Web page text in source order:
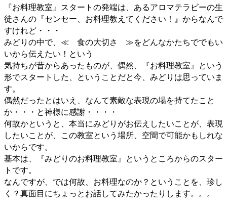
『お料理教室』スタートの発端は、あるアロマテラピーの生
徒さんの『センセー、お料理教えてください！』からなんで
すけれど・・・
みどりの中で、≪ 食の大切さ ≫をどんなかたちででもい
いから伝えたい！という
気持ちが昔からあったものが、偶然、『お料理教室』という
形でスタートした、ということだと今、みどりは思っていま
す。
偶然だったとはいえ、なんて素敵な表現の場を持てたこと
か・・・と神様に感謝・・・・
何故かというと、本当にみどりがお伝えしたいことが、表現
したいことが、この教室という場所、空間で可能かもしれな
いからです。
基本は、『みどりのお料理教室』というところからのスター
トです。
なんですが、では何故、お料理なのか？ということを、珍し
く？真面目にちょっとお話してみたかったりします。。。